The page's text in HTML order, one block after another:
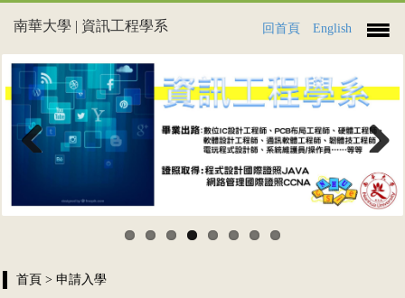
南華大學 | 資訊工程學系 回首頁 English
Next
首頁 > 申請入學